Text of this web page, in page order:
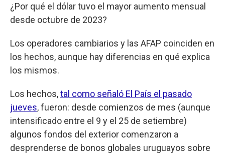
¿Por qué el dólar tuvo el mayor aumento mensual
desde octubre de 2023?
Los operadores cambiarios y las AFAP coinciden en
los hechos, aunque hay diferencias en qué explica
los mismos.
Los hechos,tal como señaló El País el pasado
jueves, fueron: desde comienzos de mes (aunque
intensificado entre el 9 y el 25 de setiembre)
algunos fondos del exterior comenzaron a
desprenderse de bonos globales uruguayos sobre